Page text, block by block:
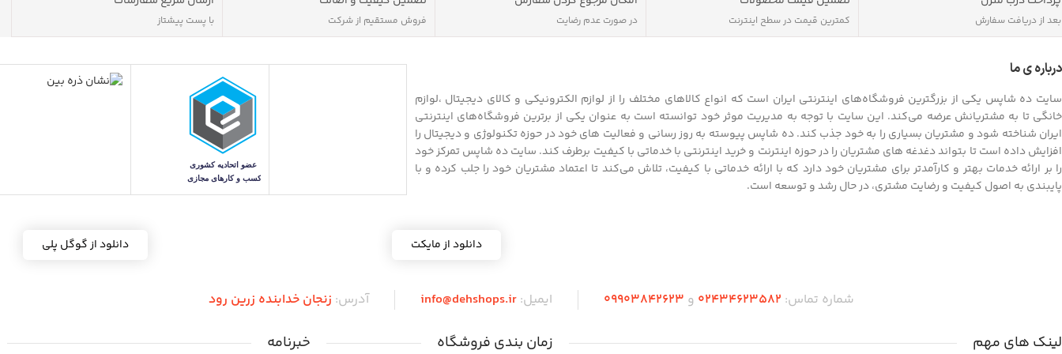
بعد از دریافت سفارش کمترین قیمت در سطح اینترنت در صورت عدم رضایت فروش مستقیم از شرکت با پست پیشتاز
درباره ی ما
سایت ده شاپس یکی از بزرگترین فروشگاه‌های اینترنتی ایران است که انواع کالاهای مختلف را از لوازم الکترونیکی و کالای دیجیتال ،لوازم
خانگی تا به مشتریانش عرضه می‌کند. این سایت با توجه به مدیریت موثر خود توانسته است به عنوان یکی از برترین فروشگاه‌های اینترنتی
ایران شناخته شود و مشتریان بسیاری را به خود جذب کند. ده شاپس پیوسته به روز رسانی و فعالیت های خود در حوزه تکنولوژی و دیجیتال را
افزایش داده است تا بتواند دغدغه های مشتریان را در حوزه اینترنت و خرید اینترنتی با خدماتی با کیفیت برطرف کند. سایت ده شاپس تمرکز خود
را بر ارائه خدمات بهتر و کارآمدتر برای مشتریان خود دارد که با ارائه خدماتی با کیفیت، تلاش می‌کند تا اعتماد مشتریان خود را جلب کرده و با
پایبندی به اصول کیفیت و رضایت مشتری، در حال رشد و توسعه است.
دانلود از مایکت دانلود از گوگل پلی
شماره تماس: 02434623582 و 09903842623 ایمیل:info@dehshops.ir آدرس: زنجان خدابنده زرین رود
لینک های مهم زمان بندی فروشگاه خبرنامه